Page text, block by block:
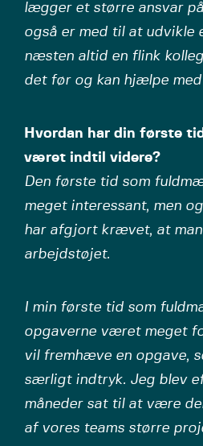
lægger et større ansvar
også er med til at udvikle
næsten altid en flink
det før og kan hjælpe
Hvordan har din første
været indtil videre?
Den første tid som
meget interessant, men
har afgjort krævet, at
arbejdstøjet.
I min første tid som
opgaverne været meget
vil fremhæve en opgave,
særligt indtryk. Jeg blev
måneder sat til at være
af vores teams større